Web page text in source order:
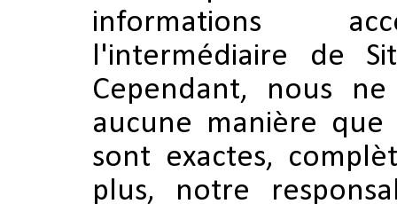
informations
l'intermédiaire de
Cependant, nous
aucune manière que
sont exactes,
plus, notre